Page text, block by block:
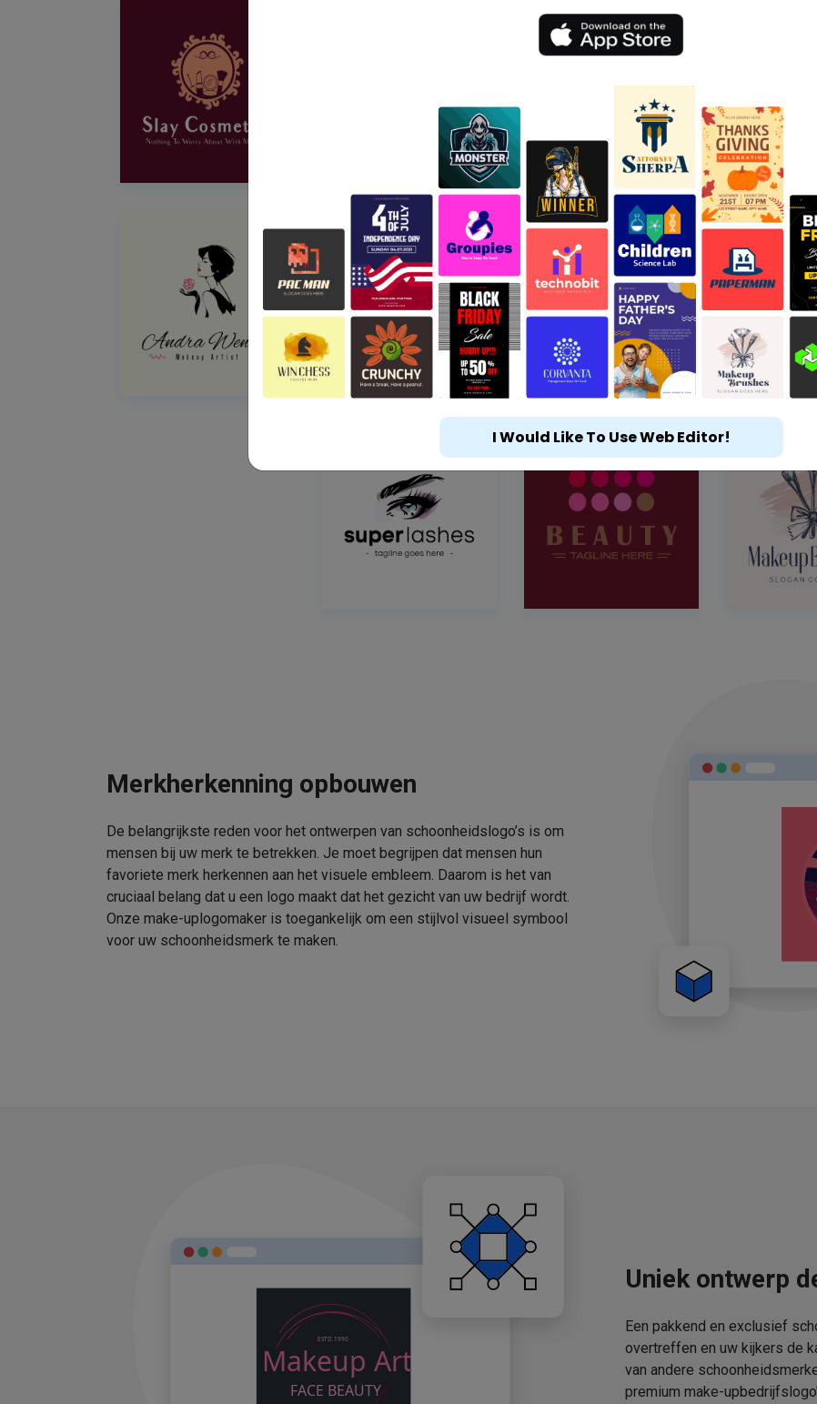
Merkherkenning opbouwen
De belangrijkste reden voor het ontwerpen van schoonheidslogo’s is om
mensen bij uw merk te betrekken. Je moet begrijpen dat mensen hun
favoriete merk herkennen aan het visuele embleem. Daarom is het van
cruciaal belang dat u een logo maakt dat het gezicht van uw bedrijf wordt.
Onze make-uplogomaker is toegankelijk om een stijlvol visueel symbool
voor uw schoonheidsmerk te maken.
Uniek ontwerp
Een pakkend en exclusief
overtreffen en uw kijkers de
van andere
premium make-
I Would Like To Use Web Editor!